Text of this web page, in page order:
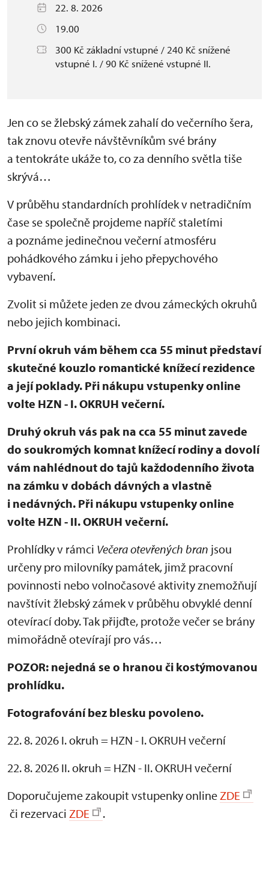
22. 8. 2026
19.00
300 Kč základní vstupné / 240 Kč snížené
vstupné I. / 90 Kč snížené vstupné II.
Jen co se žlebský zámek zahalí do večerního šera,
tak znovu otevře návštěvníkům své brány
a tentokráte ukáže to, co za denního světla tiše
skrývá…
V průběhu standardních prohlídek v netradičním
čase se společně projdeme napříč staletími
a poznáme jedinečnou večerní atmosféru
pohádkového zámku i jeho přepychového
vybavení.
Zvolit si můžete jeden ze dvou zámeckých okruhů
nebo jejich kombinaci.
První okruh vám během cca 55 minut představí
skutečné kouzlo romantické knížecí rezidence
a její poklady. Při nákupu vstupenky online
volte HZN - I. OKRUH večerní.
Druhý okruh vás pak na cca 55 minut zavede
do soukromých komnat knížecí rodiny a dovolí
vám nahlédnout do tajů každodenního života
na zámku v dobách dávných a vlastně
i nedávných. Při nákupu vstupenky online
volte HZN - II. OKRUH večerní.
Prohlídky v rámci Večera otevřených bran jsou
určeny pro milovníky památek, jimž pracovní
povinnosti nebo volnočasové aktivity znemožňují
navštívit žlebský zámek v průběhu obvyklé denní
otevírací doby. Tak přijďte, protože večer se brány
mimořádně otevírají pro vás…
POZOR: nejedná se o hranou či kostýmovanou
prohlídku.
Fotografování bez blesku povoleno.
22. 8. 2026 I. okruh = HZN - I. OKRUH večerní
22. 8. 2026 II. okruh = HZN - II. OKRUH večerní
Doporučujeme zakoupit vstupenky online ZDE
či rezervaci ZDE .